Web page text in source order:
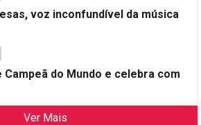
voz inconfundível da música
Campeã do Mundo e celebra com
Ver Mais